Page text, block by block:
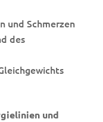
und Schmerzen
des
und